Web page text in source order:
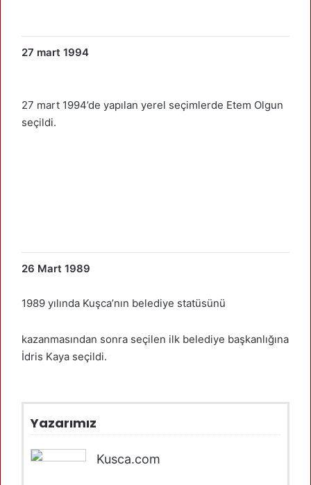
27 mart 1994
27 mart 1994’de yapılan yerel seçimlerde Etem Olgun
seçildi.
26 Mart 1989
1989 yılında Kuşca’nın belediye statüsünü
kazanmasından sonra seçilen ilk belediye başkanlığına
İdris Kaya seçildi.
Yazarımız
Kusca.com